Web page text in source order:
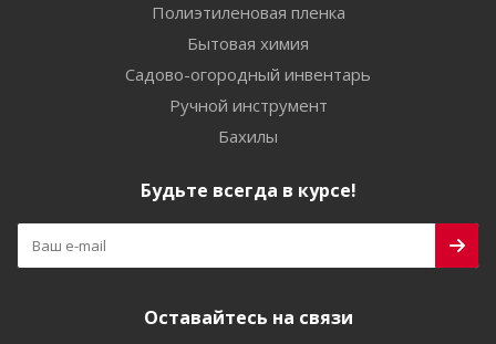
Полиэтиленовая пленка
Бытовая химия
Садово-огородный инвентарь
Ручной инструмент
Бахилы
Будьте всегда в курсе!
Оставайтесь на связи